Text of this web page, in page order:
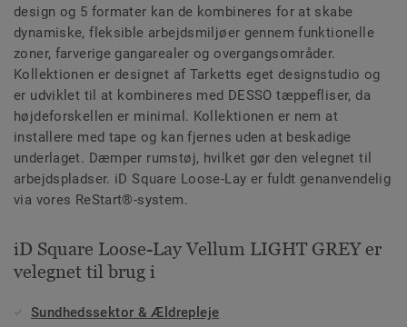
design og 5 formater kan de kombineres for at skabe
dynamiske, fleksible arbejdsmiljøer gennem funktionelle
zoner, farverige gangarealer og overgangsområder.
Kollektionen er designet af Tarketts eget designstudio og
er udviklet til at kombineres med DESSO tæppefliser, da
højdeforskellen er minimal. Kollektionen er nem at
installere med tape og kan fjernes uden at beskadige
underlaget. Dæmper rumstøj, hvilket gør den velegnet til
arbejdspladser. iD Square Loose-Lay er fuldt genanvendelig
via vores ReStart®-system.
iD Square Loose-Lay Vellum LIGHT GREY er
velegnet til brug i
Sundhedssektor & Ældrepleje